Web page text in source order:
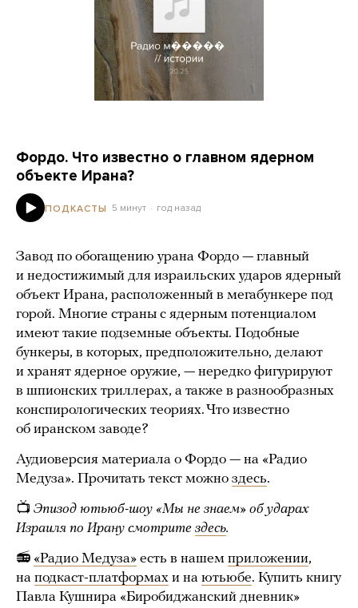
Фордо. Что известно о главном ядерном
объекте Ирана?
ПОДКАСТЫ 5 минут год назад
Завод по обогащению урана Фордо — главный
и недостижимый для израильских ударов ядерный
объект Ирана, расположенный в мегабункере под
горой. Многие страны с ядерным потенциалом
имеют такие подземные объекты. Подобные
бункеры, в которых, предположительно, делают
и хранят ядерное оружие, — нередко фигурируют
в шпионских триллерах, а также в разнообразных
конспирологических теориях. Что известно
об иранском заводе?
Аудиоверсия материала о Фордо — на «Радио
Медуза». Прочитать текст можно здесь.
📺 Эпизод ютьюб-шоу «Мы не знаем» об ударах
Израиля по Ирану смотрите здесь.
📻 «Радио Медуза» есть в нашем приложении,
на подкаст-платформах и на ютьюбе. Купить книгу
Павла Кушнира «Биробиджанский дневник»